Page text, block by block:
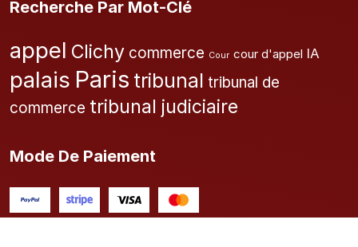
Recherche Par Mot-Clé
appel Clichy commerce Cour cour d'appel IA
palais Paris tribunal tribunal de
commerce tribunal judiciaire
Mode De Paiement